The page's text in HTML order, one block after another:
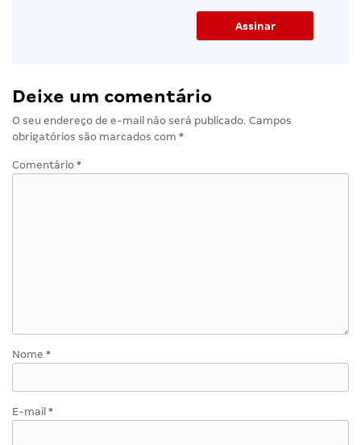
Deixe um comentário
O seu endereço de e-mail não será publicado. Campos
obrigatórios são marcados com *
Comentário *
Nome *
E-mail *